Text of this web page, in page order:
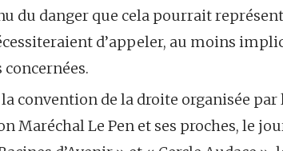
du danger que cela pourrait
d’appeler, au moins
la convention de la droite organisée par
Maréchal Le Pen et ses proches, le